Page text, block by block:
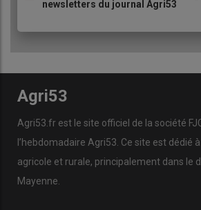
newsletters du journal Agri53
Agri53
Agri53.fr est le site officiel de la société
l’hebdomadaire Agri53. Ce site est dédié
agricole et rurale, principalement dans le
Mayenne.